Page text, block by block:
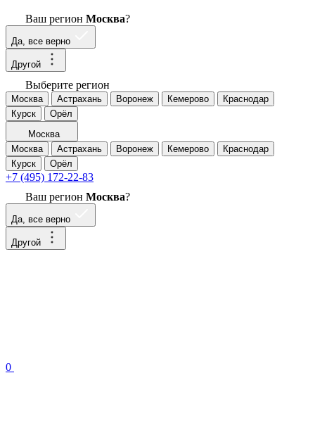
Ваш регион Москва?
Да, все верно
Другой
Выберите регион
Москва Астрахань Воронеж Кемерово
Краснодар
Курск
Орёл
Москва
Москва
Астрахань Воронеж Кемерово
Краснодар
Курск
Орёл
+7 (495) 172-22-83
Ваш регион Москва?
Да, все верно
Другой
0